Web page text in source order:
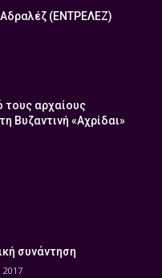
(ΕΝΤΡΕΛΕΖ)
τους αρχαίους
Βυζαντινή «Αχρίδαι»
συνάντηση